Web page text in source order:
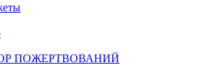
ПОЖЕРТВОВАНИЙ